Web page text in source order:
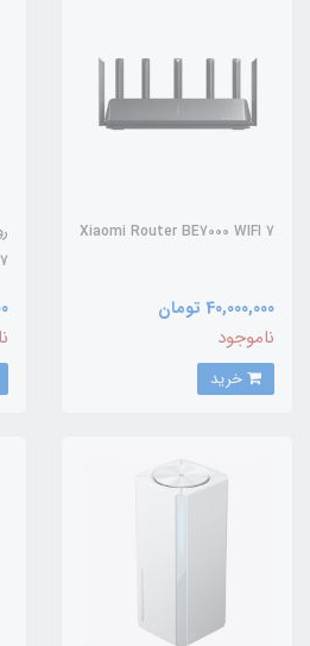
Xiaomi Router BE7000 WIFI 7
40,000,000 تومان
ناموجود